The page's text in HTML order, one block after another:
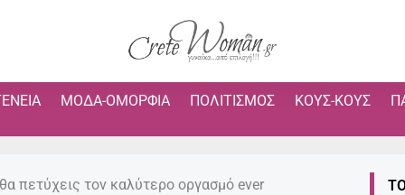
ΜΌΔΑ-ΟΜΟΡΦΙΆ ΠΟΛΙΤΙΣΜΌΣ ΚΟΥΣ-ΚΟΥΣ
πετύχεις τον καλύτερο οργασμό ever